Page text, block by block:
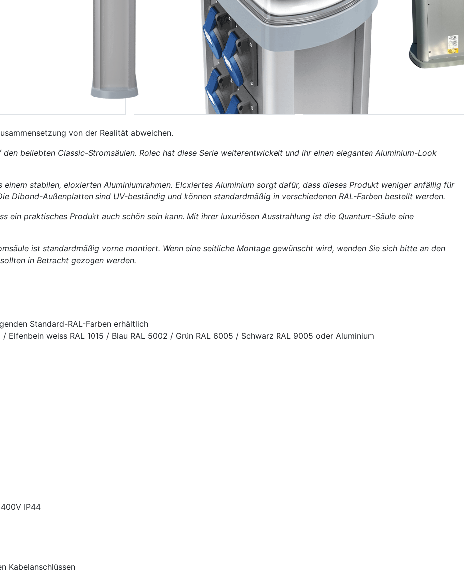
von der Realität abweichen.
beliebten Classic-Stromsäulen. Rolec hat diese Serie weiterentwickelt und ihr einen eleganten Aluminium-Look
stabilen, eloxierten Aluminiumrahmen. Eloxiertes Aluminium sorgt dafür, dass dieses Produkt weniger anfällig für
Dibond-Außenplatten sind UV-beständig und können standardmäßig in verschiedenen RAL-Farben bestellt werden.
ein praktisches Produkt auch schön sein kann. Mit ihrer luxuriösen Ausstrahlung ist die Quantum-Säule eine
ist standardmäßig vorne montiert. Wenn eine seitliche Montage gewünscht wird, wenden Sie sich bitte an den
in Betracht gezogen werden.
Standard-RAL-Farben erhältlich
Elfenbein weiss RAL 1015 / Blau RAL 5002 / Grün RAL 6005 / Schwarz RAL 9005 oder Aluminium
IP44
Kabelanschlüssen